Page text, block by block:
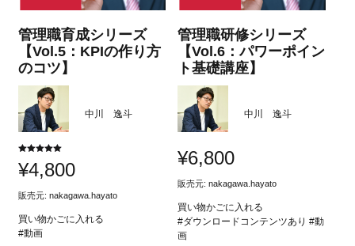
管理職育成シリーズ
【Vol.5：KPIの作り方
のコツ】
中川 逸斗
5.00
の評価
¥4,800
販売元: nakagawa.hayato
買い物かごに入れる
#動画
管理職研修シリーズ
【Vol.6：パワーポイン
ト基礎講座】
中川 逸斗
¥6,800
販売元:nakagawa.hayato
買い物かごに入れる
#ダウンロードコンテンツあり #動
画